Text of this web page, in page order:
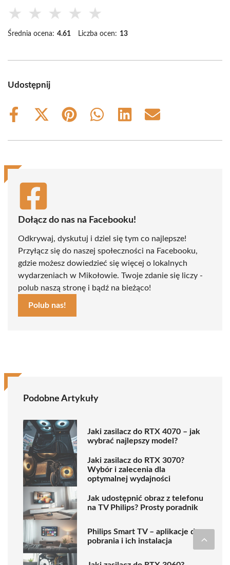
★ ★ ★ ★ ★
Średnia ocena: 4.61 Liczba ocen: 13
Udostępnij
Share
Share
(Twitter)
Share
Share
Share
Share
Dołącz do nas na Facebooku!
Odkrywaj, dyskutuj i dziel się tym co najlepsze!
Przyłącz się do naszej społeczności na Facebooku,
gdzie możesz dowiedzieć się więcej o lokalnych
wydarzeniach w Mikołowie. Twoje zdanie się liczy -
polub naszą stronę i bądź na bieżąco!
Polub nas!
Podobne Artykuły
Jaki zasilacz do RTX 4070 – jak
wybrać najlepszy model?
Jaki zasilacz do RTX 3070?
Wybór i zalecenia dla
optymalnej wydajności
Jak udostępnić obraz z telefonu
na TV Philips? Prosty poradnik
Philips Smart TV – aplikacje do
pobrania i ich instalacja